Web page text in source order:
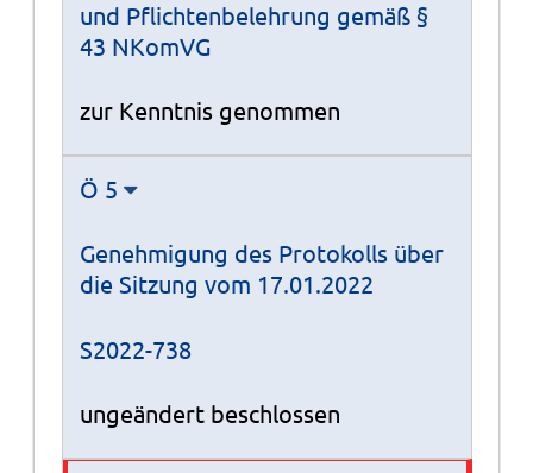
und Pflichtenbelehrung gemäß §
43 NKomVG
zur Kenntnis genommen
Ö 5
Genehmigung des Protokolls über
die Sitzung vom 17.01.2022
S2022-738
ungeändert beschlossen